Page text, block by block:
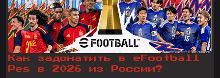
Как задонатить в eFootball
Pes в 2026 из России?